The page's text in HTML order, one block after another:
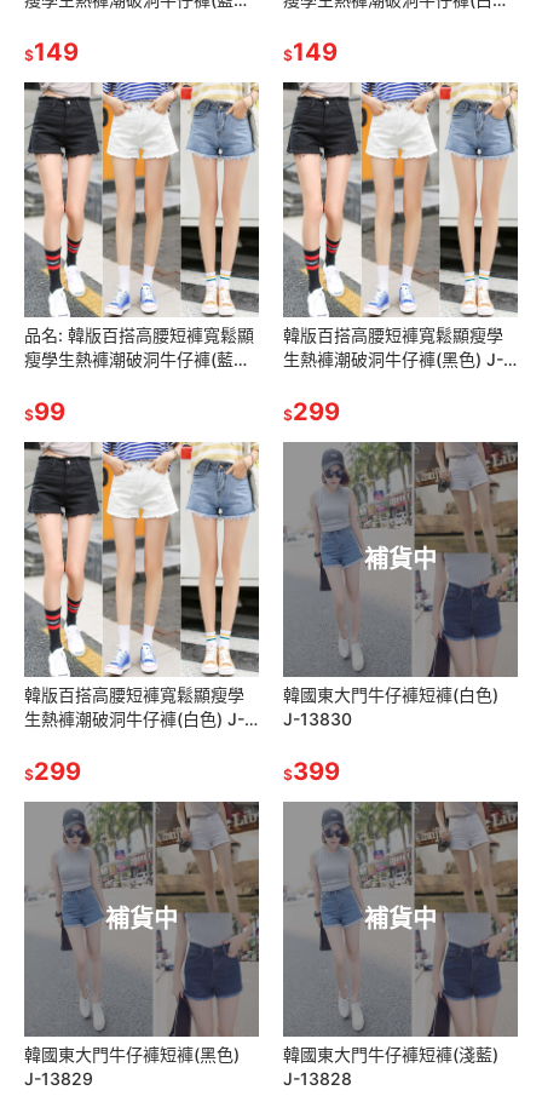
$149 $149
品名: 韓版百搭高腰短褲寬鬆顯
瘦學生熱褲潮破洞牛仔褲(藍色)
$99
韓版百搭高腰短褲寬鬆顯瘦學
生熱褲潮破洞牛仔褲(黑色) J-
$299
韓版百搭高腰短褲寬鬆顯瘦學
生熱褲潮破洞牛仔褲(白色) J-
$299
補貨中
韓國東大門牛仔褲短褲(白色)
J-13830
$399
補貨中
韓國東大門牛仔褲短褲(黑色)
J-13829
補貨中
韓國東大門牛仔褲短褲(淺藍)
J-13828